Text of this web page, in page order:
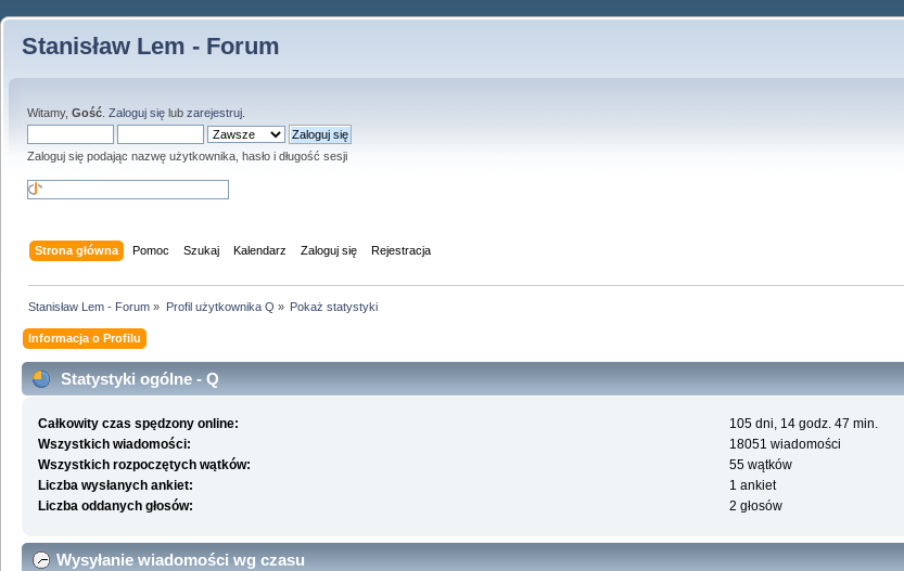
Stanisław Lem - Forum
Witamy, Gość Zaloguj się lub zarejestruj
Zaloguj się podając nazwę użytkownika, hasło i długość sesji
Strona główna Pomoc Szukaj Kalendarz Zaloguj się Rejestracja
Stanisław Lem - Forum » Profil użytkownika Q » Pokaż statystyki
Informacja o Profilu
Statystyki ogólne - Q
Całkowity czas spędzony online:
105 dni, 14 godz. 47 min.
Wszystkich wiadomości:
18051 wiadomości
Wszystkich rozpoczętych wątków:
55 wątków
Liczba wysłanych ankiet:
1 ankiet
Liczba oddanych głosów:
2 głosów
Wysyłanie wiadomości wg czasu